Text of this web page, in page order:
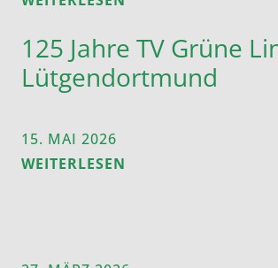
125 Jahre TV Grüne
Lütgendortmund
WEITERLESEN
15. MAI 2026